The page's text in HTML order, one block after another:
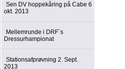
Sen DV hoppekåring på Cabe 6
okt. 2013
Mellemrunde i DRF´s
Dressurhampionat
Stationsafprøvning 2. Sept.
2013